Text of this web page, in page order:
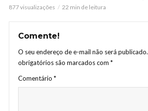
877 visualizações 22 min de leitura
Comente!
O seu endereço de e-mail não será publicado.
obrigatórios são marcados com *
Comentário *